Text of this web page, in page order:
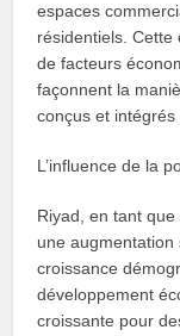
espaces
résidentiels. Cette
de facteurs
façonnent la
conçus et intégrés
L’influence de la
Riyad, en tant que
une augmentation
croissance
développement
croissante pour